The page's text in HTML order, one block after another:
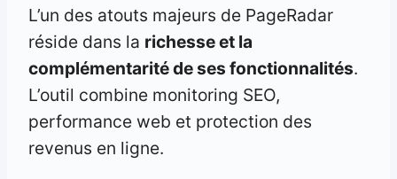
L’un des atouts majeurs de PageRadar
réside dans la richesse et la
complémentarité de ses fonctionnalités.
L’outil combine monitoring SEO,
performance web et protection des
revenus en ligne.